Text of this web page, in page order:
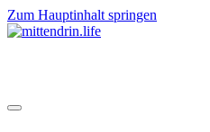
Zum Hauptinhalt springen